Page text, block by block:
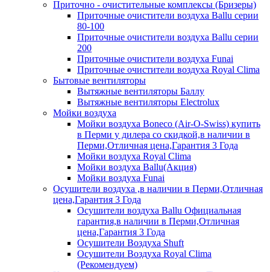
Приточно - очистительные комплексы (Бризеры)
Приточные очистители воздуха Ballu серии
80-100
Приточные очистители воздуха Ballu серии
200
Приточные очистители воздуха Funai
Приточные очистители воздуха Royal Clima
Бытовые вентиляторы
Вытяжные вентиляторы Баллу
Вытяжные вентиляторы Electrolux
Мойки воздуха
Мойки воздуха Boneco (Air-O-Swiss) купить
в Перми у дилера со скидкой,в наличии в
Перми,Отличная цена,Гарантия 3 Года
Мойки воздуха Royal Clima
Мойки воздуха Ballu(Акция)
Мойки воздуха Funai
Осушители воздуха ,в наличии в Перми,Отличная
цена,Гарантия 3 Года
Осушители воздуха Ballu Официальная
гарантия,в наличии в Перми,Отличная
цена,Гарантия 3 Года
Осушители Воздуха Shuft
Осушители Воздуха Royal Clima
(Рекомендуем)